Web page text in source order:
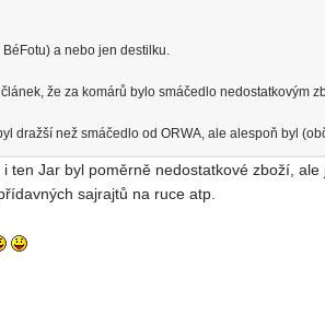
a nebo jen destilku.
že za komárů bylo smáčedlo nedostatkovým
dražší než smáčedlo od ORWA, ale alespoň byl
Jar byl poměrně nedostatkové zboží,
sajrajtů na ruce atp.